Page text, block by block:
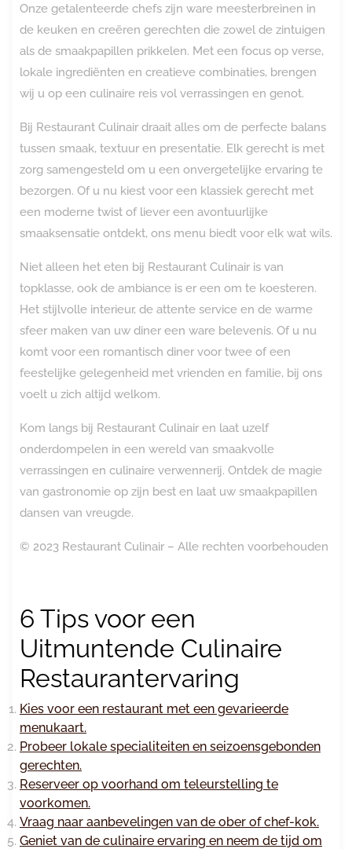
Onze getalenteerde chefs zijn ware meesterbreinen in
de keuken en creëren gerechten die zowel de zintuigen
als de smaakpapillen prikkelen. Met een focus op verse,
lokale ingrediënten en creatieve combinaties, brengen
wij u op een culinaire reis vol verrassingen en genot.
Bij Restaurant Culinair draait alles om de perfecte balans
tussen smaak, textuur en presentatie. Elk gerecht is met
zorg samengesteld om u een onvergetelijke ervaring te
bezorgen. Of u nu kiest voor een klassiek gerecht met
een moderne twist of liever een avontuurlijke
smaaksensatie ontdekt, ons menu biedt voor elk wat wils.
Niet alleen het eten bij Restaurant Culinair is van
topklasse, ook de ambiance is er een om te koesteren.
Het stijlvolle interieur, de attente service en de warme
sfeer maken van uw diner een ware belevenis. Of u nu
komt voor een romantisch diner voor twee of een
feestelijke gelegenheid met vrienden en familie, bij ons
voelt u zich altijd welkom.
Kom langs bij Restaurant Culinair en laat uzelf
onderdompelen in een wereld van smaakvolle
verrassingen en culinaire verwennerij. Ontdek de magie
van gastronomie op zijn best en laat uw smaakpapillen
dansen van vreugde.
© 2023 Restaurant Culinair – Alle rechten voorbehouden
6 Tips voor een
Uitmuntende Culinaire
Restaurantervaring
Kies voor een restaurant met een gevarieerde
menukaart.
Probeer lokale specialiteiten en seizoensgebonden
gerechten.
Reserveer op voorhand om teleurstelling te
voorkomen.
Vraag naar aanbevelingen van de ober of chef-kok.
Geniet van de culinaire ervaring en neem de tijd om